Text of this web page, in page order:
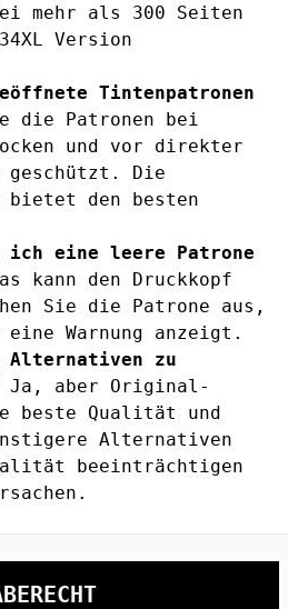
mehr als 300 Seiten
34XL Version
Tintenpatronen
die Patronen bei
und vor direkter
geschützt. Die
bietet den besten
ich eine leere Patrone
kann den Druckkopf
Sie die Patrone aus,
Warnung anzeigt.
Alternativen zu
Ja, aber Original-
beste Qualität und
Alternativen
beeinträchtigen